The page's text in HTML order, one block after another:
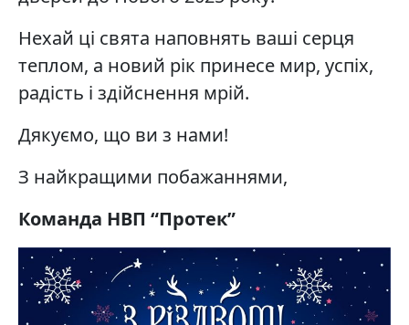
Нехай ці свята наповнять ваші серця
теплом, а новий рік принесе мир, успіх,
радість і здійснення мрій.
Дякуємо, що ви з нами!
З найкращими побажаннями,
Команда НВП “Протек”